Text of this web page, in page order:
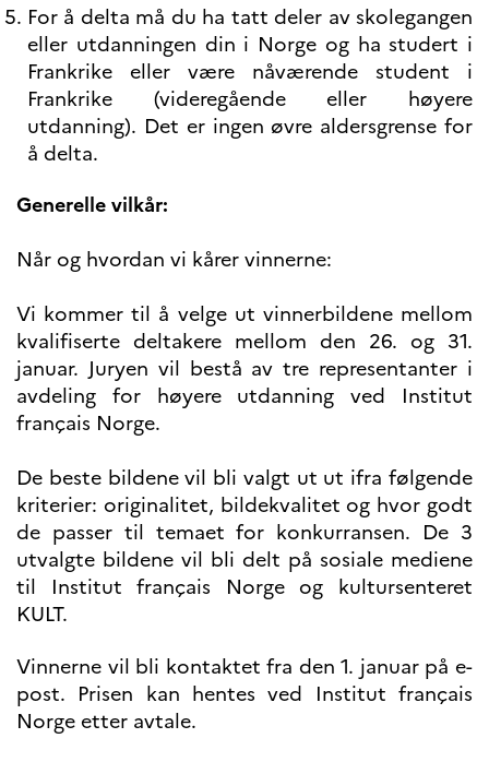
For å delta må du ha tatt deler av skolegangen
eller utdanningen din i Norge og ha studert i
Frankrike eller være nåværende student i
Frankrike (videregående eller høyere
utdanning). Det er ingen øvre aldersgrense for
å delta.
Generelle vilkår:
Når og hvordan vi kårer vinnerne:
Vi kommer til å velge ut vinnerbildene mellom
kvalifiserte deltakere mellom den 26. og 31.
januar. Juryen vil bestå av tre representanter i
avdeling for høyere utdanning ved Institut
français Norge.
De beste bildene vil bli valgt ut ut ifra følgende
kriterier: originalitet, bildekvalitet og hvor godt
de passer til temaet for konkurransen. De 3
utvalgte bildene vil bli delt på sosiale mediene
til Institut français Norge og kultursenteret
KULT.
Vinnerne vil bli kontaktet fra den 1. januar på e-
post. Prisen kan hentes ved Institut français
Norge etter avtale.